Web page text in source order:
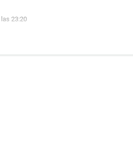
23:20